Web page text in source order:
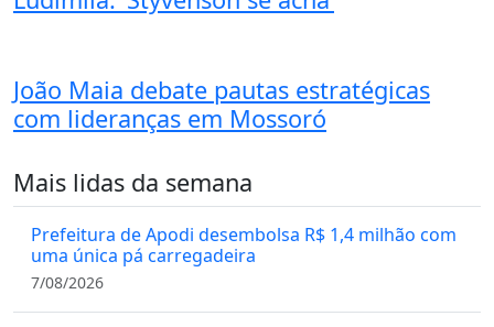
João Maia debate pautas estratégicas
com lideranças em Mossoró
Mais lidas da semana
Prefeitura de Apodi desembolsa R$ 1,4 milhão com
uma única pá carregadeira
7/08/2026